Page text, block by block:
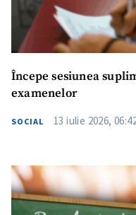
Începe sesiunea
examenelor
SOCIAL 13 iulie 2026,